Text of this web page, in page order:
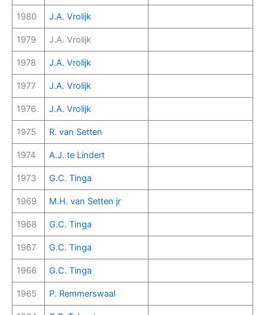
1980 J.A. Vrolijk
1979 J.A. Vrolijk
1978 J.A. Vrolijk
1977 J.A. Vrolijk
1976 J.A. Vrolijk
1975 R. van Setten
1974 A.J. te Lindert
1973 G.C. Tinga
1969 M.H. van Setten jr
1968 G.C. Tinga
1967 G.C. Tinga
1966 G.C. Tinga
1965 P. Remmerswaal